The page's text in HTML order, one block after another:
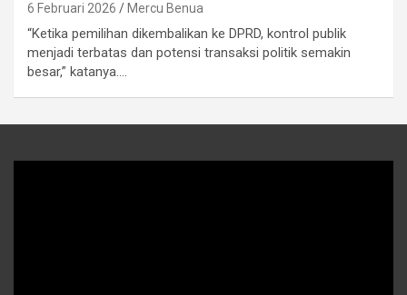
6 Februari 2026 Mercu Benua
“Ketika pemilihan dikembalikan ke DPRD, kontrol publik
menjadi terbatas dan potensi transaksi politik semakin
besar,” katanya.…